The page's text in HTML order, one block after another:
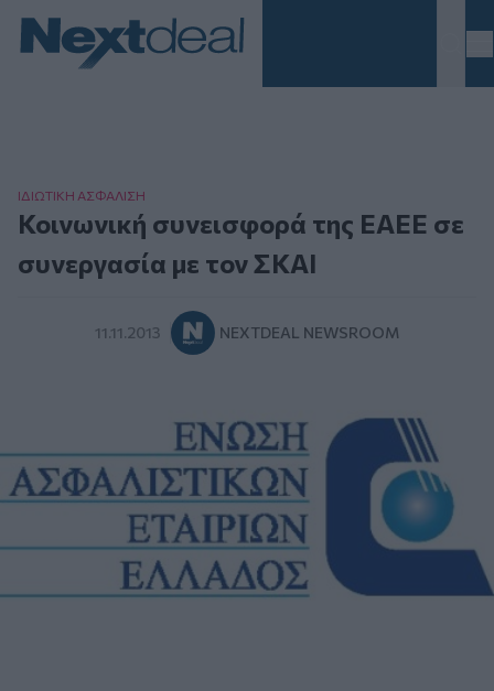
ΙΔΙΩΤΙΚΗ ΑΣΦAΛΙΣΗ
Κοινωνική συνεισφορά της ΕΑΕΕ σε
συνεργασία με τον ΣΚΑΙ
11.11.2013 NEXTDEAL NEWSROOM